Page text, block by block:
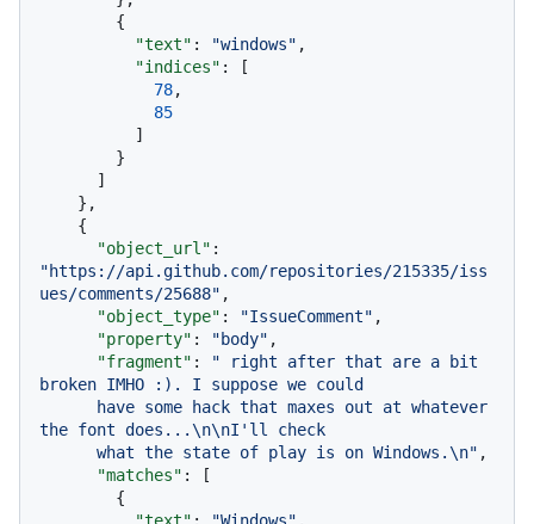
{
"text" : "windows" ,
"indices" :
[
78,
85
]
}
]
} ,
{
"object_url" :
"https://api.github.com/repositories/215335/iss
ues/comments/25688" ,
"object_type" : "IssueComment" ,
"property" : "body" ,
"fragment" :
" right after that are a bit
broken IMHO :). I suppose we could
the font does...\n\nI'll check
      what the state of play is on Windows.\n"
,
"matches" :
[
{